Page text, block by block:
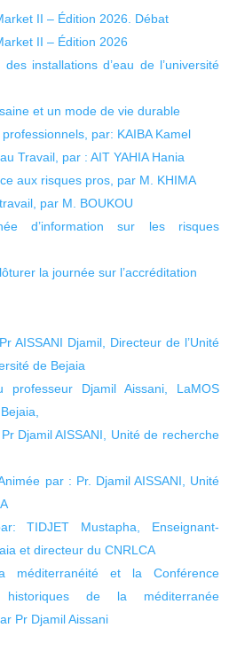
II – Édition 2026. Débat
II – Édition 2026
installations d’eau de l’université
et un mode de vie durable
par: KAIBA Kamel
Travail, par : AIT YAHIA Hania
aux risques pros, par M. KHIMA
par M. BOUKOU
d’information sur les risques
la journée sur l’accréditation
AISSANI Djamil, Directeur de l’Unité
de Bejaia
professeur Djamil Aissani, LaMOS
Djamil AISSANI, Unité de recherche
par : Pr. Djamil AISSANI, Unité
TIDJET Mustapha, Enseignant-
et directeur du CNRLCA
et la Conférence
de la méditerranée
Pr Djamil Aissani